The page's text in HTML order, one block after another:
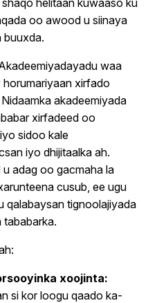
helitaan kuwaaso ku
oo awood u siinaya
buuxda.
waa
xirfado
akadeemiyada
xirfadeed oo
sidoo kale
iyo dhijitaalka ah.
adag oo gacmaha la
cusub, ee ugu
qalabaysan tignoolajiyada
xoojinta:
si kor loogu qaado ka-